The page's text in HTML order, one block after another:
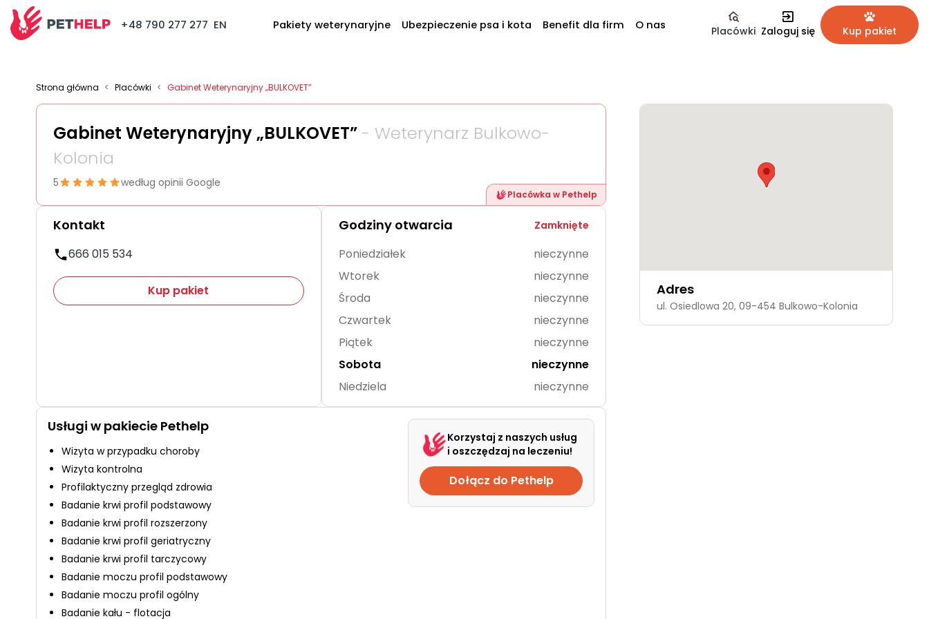
+48 790 277 277 EN Pakiety weterynaryjne Ubezpieczenie psa i kota Benefit dla firm O nas Placówki Zaloguj się Kup pakiet
Strona główna < Placówki < Gabinet Weterynaryjny „BULKOVET”
Gabinet Weterynaryjny „BULKOVET” - Weterynarz Bulkowo-
Kolonia
5 według opinii Google
Placówka w Pethelp
Kontakt
666 015 534
Kup pakiet
Godziny otwarcia Zamknięte
Poniedziałek
nieczynne
Wtorek
nieczynne
Środa
nieczynne
Czwartek
nieczynne
Piątek
nieczynne
Sobota
nieczynne
Niedziela
nieczynne
Usługi w pakiecie Pethelp
Wizyta w przypadku choroby
Wizyta kontrolna
Profilaktyczny przegląd zdrowia
Badanie krwi profil podstawowy
Badanie krwi profil rozszerzony
Badanie krwi profil geriatryczny
Badanie krwi profil tarczycowy
Badanie moczu profil podstawowy
Badanie moczu profil ogólny
Badanie kału - flotacja
Korzystaj z naszych usług
i oszczędzaj na leczeniu!
Dołącz do Pethelp
Adres
ul. Osiedlowa 20, 09-454 Bulkowo-Kolonia